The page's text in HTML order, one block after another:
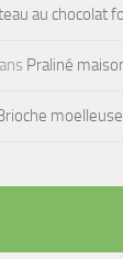
au chocolat
Praliné
moelleuse